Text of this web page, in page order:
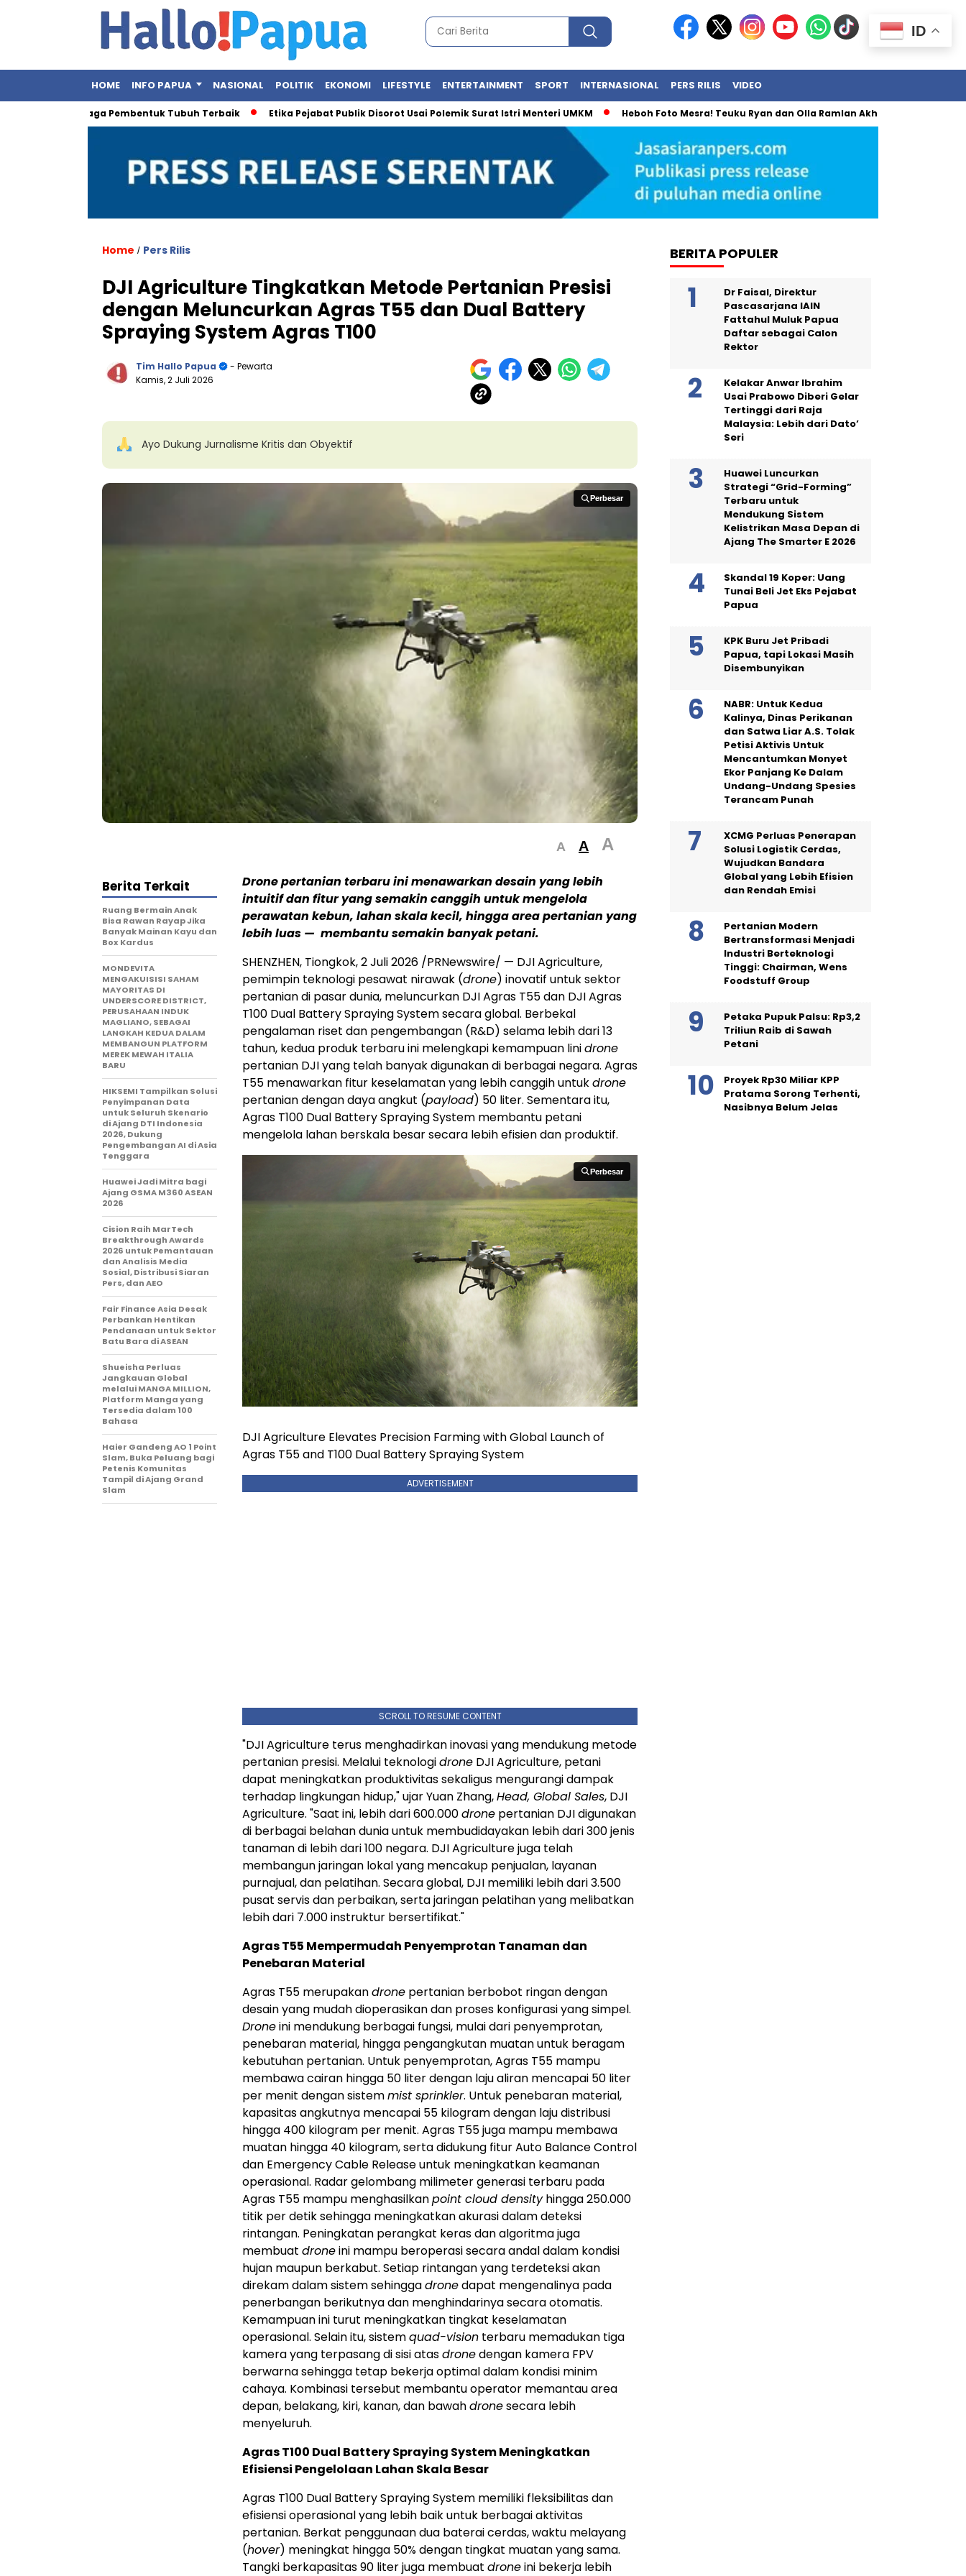
HOME INFO PAPUA NASIONAL POLITIK EKONOMI LIFESTYLE ENTERTAINMENT SPORT INTERNASIONAL PERS RILIS VIDEO
Olahraga Pembentuk Tubuh Terbaik Etika Pejabat Publik Disorot Usai Polemik Surat Istri Menteri UMKM Heboh Foto Mesra! Teuku Ryan dan Olla Ramlan Akhirnya Angkat Bicara
Home / Pers Rilis
DJI Agriculture Tingkatkan Metode Pertanian Presisi
dengan Meluncurkan Agras T55 dan Dual Battery
Spraying System Agras T100
Tim Hallo Papua
- Pewarta
Kamis, 2 Juli 2026
Ayo Dukung Jurnalisme Kritis dan Obyektif
Perbesar
Perbesar
A A A
Drone pertanian terbaru ini menawarkan desain yang lebih
intuitif dan fitur yang semakin canggih untuk mengelola
perawatan kebun, lahan skala kecil, hingga area pertanian yang
lebih luas — membantu semakin banyak petani.
SHENZHEN, Tiongkok, 2 Juli 2026 /PRNewswire/ — DJI Agriculture,
pemimpin teknologi pesawat nirawak (drone) inovatif untuk sektor
pertanian di pasar dunia, meluncurkan DJI Agras T55 dan DJI Agras
T100 Dual Battery Spraying System secara global. Berbekal
pengalaman riset dan pengembangan (R&D) selama lebih dari 13
tahun, kedua produk terbaru ini melengkapi kemampuan linidrone
pertanian DJI yang telah banyak digunakan di berbagai negara. Agras
T55 menawarkan fitur keselamatan yang lebih canggih untukdrone
pertanian dengan daya angkut (payload) 50 liter. Sementara itu,
Agras T100 Dual Battery Spraying System membantu petani
mengelola lahan berskala besar secara lebih efisien dan produktif.
Perbesar
Perbesar
DJI Agriculture Elevates Precision Farming with Global Launch of
Agras T55 and T100 Dual Battery Spraying System
ADVERTISEMENT
SCROLL TO RESUME CONTENT
"DJI Agriculture terus menghadirkan inovasi yang mendukung metode
pertanian presisi. Melalui teknologidrone DJI Agriculture, petani
dapat meningkatkan produktivitas sekaligus mengurangi dampak
terhadap lingkungan hidup," ujar Yuan Zhang,Head, Global Sales, DJI
Agriculture. "Saat ini, lebih dari 600.000drone pertanian DJI digunakan
di berbagai belahan dunia untuk membudidayakan lebih dari 300 jenis
tanaman di lebih dari 100 negara. DJI Agriculture juga telah
membangun jaringan lokal yang mencakup penjualan, layanan
purnajual, dan pelatihan. Secara global, DJI memiliki lebih dari 3.500
pusat servis dan perbaikan, serta jaringan pelatihan yang melibatkan
lebih dari 7.000 instruktur bersertifikat."
Agras T55 Mempermudah Penyemprotan Tanaman dan
Penebaran Material
Agras T55 merupakandrone pertanian berbobot ringan dengan
desain yang mudah dioperasikan dan proses konfigurasi yang simpel.
Droneini mendukung berbagai fungsi, mulai dari penyemprotan,
penebaran material, hingga pengangkutan muatan untuk beragam
kebutuhan pertanian. Untuk penyemprotan, Agras T55 mampu
membawa cairan hingga 50 liter dengan laju aliran mencapai 50 liter
per menit dengan sistemmist sprinkler. Untuk penebaran material,
kapasitas angkutnya mencapai 55 kilogram dengan laju distribusi
hingga 400 kilogram per menit. Agras T55 juga mampu membawa
muatan hingga 40 kilogram, serta didukung fitur Auto Balance Control
dan Emergency Cable Release untuk meningkatkan keamanan
operasional. Radar gelombang milimeter generasi terbaru pada
Agras T55 mampu menghasilkanpoint cloud densityhingga 250.000
titik per detik sehingga meningkatkan akurasi dalam deteksi
rintangan. Peningkatan perangkat keras dan algoritma juga
membuat droneini mampu beroperasi secara andal dalam kondisi
hujan maupun berkabut. Setiap rintangan yang terdeteksi akan
direkam dalam sistem sehinggadronedapat mengenalinya pada
penerbangan berikutnya dan menghindarinya secara otomatis.
Kemampuan ini turut meningkatkan tingkat keselamatan
operasional. Selain itu, sistemquad-vision terbaru memadukan tiga
kamera yang terpasang di sisi atasdronedengan kamera FPV
berwarna sehingga tetap bekerja optimal dalam kondisi minim
cahaya. Kombinasi tersebut membantu operator memantau area
depan, belakang, kiri, kanan, dan bawahdronesecara lebih
menyeluruh.
Agras T100 Dual Battery Spraying System Meningkatkan
Efisiensi Pengelolaan Lahan Skala Besar
Agras T100 Dual Battery Spraying System memiliki fleksibilitas dan
efisiensi operasional yang lebih baik untuk berbagai aktivitas
pertanian. Berkat penggunaan dua baterai cerdas, waktu melayang
(hover) meningkat hingga 50% dengan tingkat muatan yang sama.
Tangki berkapasitas 90 liter juga membuat droneini bekerja lebih
Berita Terkait
Ruang Bermain Anak
Bisa Rawan Rayap Jika
Banyak Mainan Kayu dan
Box Kardus
MONDEVITA
MENGAKUISISI SAHAM
MAYORITAS DI
UNDERSCORE DISTRICT,
PERUSAHAAN INDUK
MAGLIANO, SEBAGAI
LANGKAH KEDUA DALAM
MEMBANGUN PLATFORM
MEREK MEWAH ITALIA
BARU
HIKSEMI Tampilkan Solusi
Penyimpanan Data
untuk Seluruh Skenario
di Ajang DTI Indonesia
2026, Dukung
Pengembangan AI di Asia
Tenggara
Huawei Jadi Mitra bagi
Ajang GSMA M360 ASEAN
2026
Cision Raih MarTech
Breakthrough Awards
2026 untuk Pemantauan
dan Analisis Media
Sosial, Distribusi Siaran
Pers, dan AEO
Fair Finance Asia Desak
Perbankan Hentikan
Pendanaan untuk Sektor
Batu Bara di ASEAN
Shueisha Perluas
Jangkauan Global
melalui MANGA MILLION,
Platform Manga yang
Tersedia dalam 100
Bahasa
Haier Gandeng AO 1 Point
Slam, Buka Peluang bagi
Petenis Komunitas
Tampil di Ajang Grand
Slam
BERITA POPULER
Dr Faisal, Direktur
Pascasarjana IAIN
Fattahul Muluk Papua
Daftar sebagai Calon
Rektor
Kelakar Anwar Ibrahim
Usai Prabowo Diberi Gelar
Tertinggi dari Raja
Malaysia: Lebih dari Dato’
Seri
Huawei Luncurkan
Strategi “Grid-Forming”
Terbaru untuk
Mendukung Sistem
Kelistrikan Masa Depan di
Ajang The Smarter E 2026
Skandal 19 Koper: Uang
Tunai Beli Jet Eks Pejabat
Papua
KPK Buru Jet Pribadi
Papua, tapi Lokasi Masih
Disembunyikan
NABR: Untuk Kedua
Kalinya, Dinas Perikanan
dan Satwa Liar A.S. Tolak
Petisi Aktivis Untuk
Mencantumkan Monyet
Ekor Panjang Ke Dalam
Undang-Undang Spesies
Terancam Punah
XCMG Perluas Penerapan
Solusi Logistik Cerdas,
Wujudkan Bandara
Global yang Lebih Efisien
dan Rendah Emisi
Pertanian Modern
Bertransformasi Menjadi
Industri Berteknologi
Tinggi: Chairman, Wens
Foodstuff Group
Petaka Pupuk Palsu: Rp3,2
Triliun Raib di Sawah
Petani
Proyek Rp30 Miliar KPP
Pratama Sorong Terhenti,
Nasibnya Belum Jelas
ID